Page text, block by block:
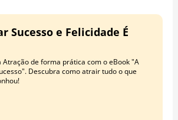
Sucesso e Felicidade É
Atração de forma prática com o eBook "A
Descubra como atrair tudo o que